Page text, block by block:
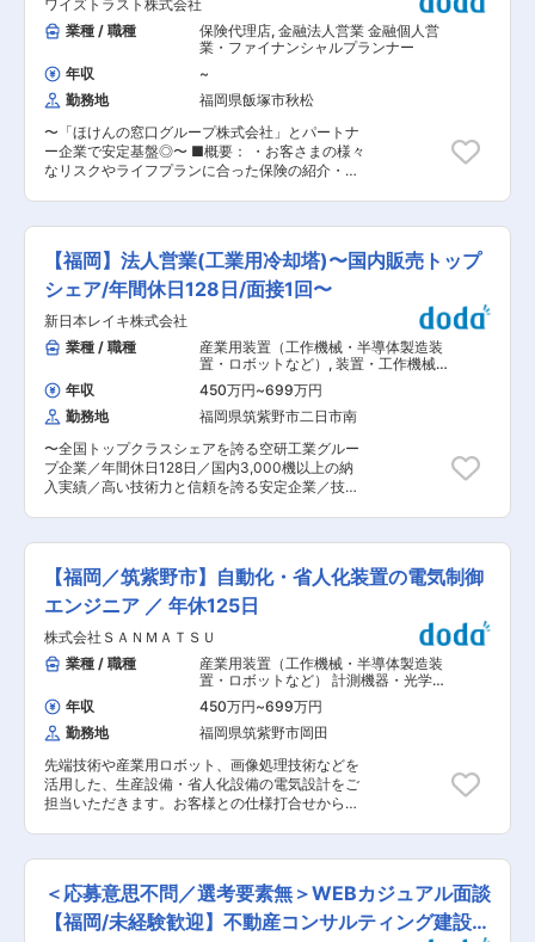
定める業務
建てるものをプランニング。企画や工務部がサポ
ートするのでご安心下さい。 ■組織構成： 営業
チームで担当エリアを分け、リーダーが営業先を
サポートする体制があります。未経験の方には先
輩がOJTにて丁寧に教えていきます◎ ■当社の魅
力： <高インセンティブ>経営者が投資家という
こともあり、社員自身も豊かになってほしいと考
えています。月平均1〜2件を受注し、年収700万
円〜1000万円になる計算です◎中にはインセンテ
クライフバランス> 月に8〜11日しっかり休日を
取ることができ、GWや年末年始には長期連休も
ら116日に。有給取得実績も高く、ほとんどの社
員が80〜100％消化しています◎
４つあり、オンオフを積極的に活動する社風で
す。 ■職務概要： 営業職として、戸建て住宅や
アパートの経営による資産（土地）の有効活用を
ご提案いただきます。地域の不動産業者様や土地
所有者（主に個人オーナー様）に対し、土地の買
取や土地活用提案（例：資産運用としてのアパー
ト経営など）を行っていただきます。 ■業務詳
細： 土地所有者（業者様）へ、ホゼナルとしての
『できること』をご提案（用地仕入・賃貸経営
etc…）いたします。土地所有者には不動産業者様
や仲介会社様からご紹介を受けたり、自社で独自
「家族構成」「資産の保有状況」「資産の活用状
況」を聞くことで、ご提案するプランを検討しま
す。 （2）上司とともに訪問し、詳しい内容を商
談。 （3）契約となれば、買い取った後の土地に
建てるものをプランニング。企画や工務部がサポ
ートするのでご安心下さい。 ■組織構成： 営業
チームで担当エリアを分け、リーダーが営業先を
サポートする体制があります。未経験の方には先
輩がOJTにて丁寧に教えていきます◎ ■当社の魅
力： <高インセンティブ>経営者が投資家という
こともあり、社員自身も豊かになってほしいと考
えています。月平均1〜2件を受注し、年収700万
円〜1000万円になる計算です◎中にはインセンテ
クライフバランス> 月に8〜13日しっかり休日を
取ることができ、GWやお盆、年末年始には長期
104日から116日に。有給取得実績も高く、ほと
んどの社員が80〜100％消化しています◎
ワイズトラスト株式会社
業種 / 職種
保険代理店, 金融法人営業 金融個人営
業・ファイナンシャルプランナー
年収
~
勤務地
福岡県飯塚市秋松
〜「ほけんの窓口グループ株式会社」とパートナ
ー企業で安定基盤◎〜 ■概要： ・お客さまの様々
なリスクやライフプランに合った保険の紹介・提
プランの変化に合わせて最適な保険を提案して頂
く仕事です。 ■配属先組織構成: ・営業5名 営業
事務１名【ほけんの窓口 飯塚店】 ■教育制度：
入社2か月間”ほけんの窓口”本部のオンライン研
修を受講し、商品の知識や業界について学びます
ので、業界未経験の方、営業未経験の方も安心し
て応募ください。 ※当社に中途入社する方は、
50％が未経験の方です。 ■インセンティブにつ
いて： ・実績ももちろんインセンティブとして評
価(翌月給与上乗せ)しますが、スキルアップもし
っかりと評価します。「今まで出来なかったこと
が出来た。」を増やしていきましょう。 ■本ポジ
ションのポイント： ・お客さまに寄り添った営業
活動を行ってほしいので、店舗ごとの目標や個人
へのノルマは設けていません。 ・お客さまのニー
ズあった保険を必要なタイミングで案内してお客
基本的に店舗でご提案から契約まで行います。 ■
事業詳細： ・生命保険募集（扱い保険会社数21
社） ・損害保険代理業（扱い保険会社数8社） ・
お客さま来店型の保険販売募集乗合代理店 ※当社
は「ほけんの窓口グループ株式会社」とパートナ
ー契約を結び店舗運営を行っております。 ■特
徴： ・経営を通じ人々に安心と安全を与え、地域
社会に必要とされる企業を目指します。 ・当社は
創業以来、「保険を通じ、お客様の役に立つ」と
いう想いの中、 全力を挙げて活動して参りまし
た。 ・乗合代理店となりますので取り扱っている
保険は複数あります。お客さまのニーズに合わせ
保険商品をご案内することが出来ます。 変更の範
【福岡】法人営業(工業用冷却塔)〜国内販売トップ
シェア/年間休日128日/面接1回〜
新日本レイキ株式会社
業種 / 職種
産業用装置（工作機械・半導体製造装
置・ロボットなど） , 装置・工作機械・
産業機械営業（国内） 建設・不動産法
人営業
年収 450万円~699万円
勤務地
福岡県筑紫野市二日市南
〜全国トップクラスシェアを誇る空研工業グルー
プ企業／年間休日128日／国内3,000機以上の納
入実績／高い技術力と信頼を誇る安定企業／技術
塔とは発電所や化学プラントをはじめとし、国内
外問わず工場の機械などを冷却する目的や高温の
冷却水を低温にするために使われております。 ■
業務内容詳細： ・冷却塔製品引き合い時における
顧客との製品説明や納期、価格等の打ち合わせな
ど ・顧客情報に基づいた新製品の企画、プレゼン
テーションの実施など ・既存冷却塔に対する現地
点検・調査及び報告書の作成など ※出張時に高所
作業や工場やプラント構内での点検作業や計測作
業が伴います、建物の改変を伴う業務は含みませ
ん ■業務のやりがい： かなり大型の製品を扱っ
ているため、冷却塔が完成した際の達成感は他に
はない程得ることができます。 また弊社製品は大
手素材産業向けの産業機械となり、水資源の有効
活用等もしておりますので社会や環境に大いに貢
献ができる点も魅力です。 自身がかかわった機械
す。 ■募集背景： 現在、冷却塔のメンテ案件が
急増しており、同地区で冷却塔の営業活動を行っ
ていただける方を募集しています。 ■勤務時間に
【福岡／筑紫野市】自動化・省人化装置の電気制御
エンジニア ／ 年休125日
株式会社ＳＡＮＭＡＴＳＵ
業種 / 職種
産業用装置（工作機械・半導体製造装
置・ロボットなど） 計測機器・光学機
器・精密機器・分析機器
御（PLC・シーケンス・ラダー） 電気
設計（工作機械・装置・設備・制御盤
年収 450万円~699万円
勤務地
福岡県筑紫野市岡田
先端技術や産業用ロボット、画像処理技術などを
活用した、生産設備・省人化設備の電気設計をご
担当いただきます。お客様との仕様打合せから設
スキルに応じた業務からご担当いただきます。
【具体的な業務内容】 ・お客様との打合せ、仕様
の確認・調整 ・見積り、使用機器の選定 ・制御
盤、電気回路などのハード設計 ・PLCプログラ
ム、タッチパネル画面などのソフト設計 ・部品や
＜応募意思不問／選考要素無＞WEBカジュアル面談
【福岡/未経験歓迎】不動産コンサルティング建設営